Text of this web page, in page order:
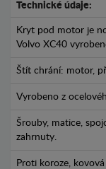
Technické údaje:
Kryt pod motor je
Volvo XC40
Štít chrání: motor,
Vyrobeno z
Šrouby, matice,
zahrnuty.
Proti koroze,